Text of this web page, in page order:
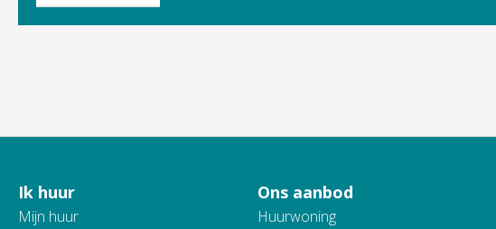
Contactinformatie
Ik huur
Mijn huur
Ons aanbod
Huurwoning